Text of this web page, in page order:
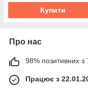
Купити
Про нас
98% позитивних з
Працює з